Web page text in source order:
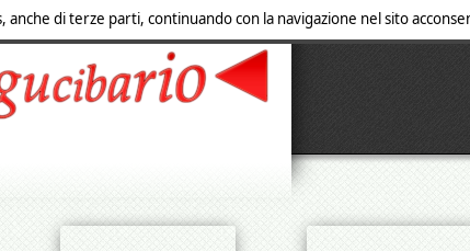
anche di terze parti, continuando con la navigazione nel sito